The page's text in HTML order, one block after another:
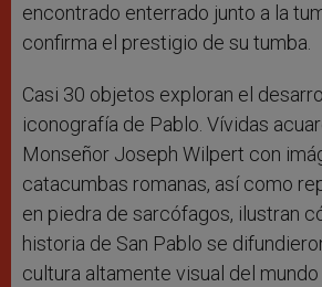
encontrado enterrado junto a la
confirma el prestigio de su tumba.
Casi 30 objetos exploran el
iconografía de Pablo. Vívidas
Monseñor Joseph Wilpert con
catacumbas romanas, así como
en piedra de sarcófagos, ilustran
historia de San Pablo se
cultura altamente visual del